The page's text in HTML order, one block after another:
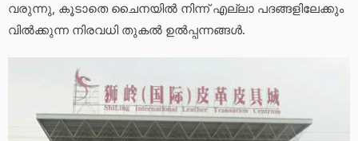
വരുന്നു, കൂടാതെ ചൈനയിൽ നിന്ന് എല്ലാ പദങ്ങളിലേക്കും
വിൽക്കുന്ന നിരവധി തുകൽ ഉൽപ്പന്നങ്ങൾ.